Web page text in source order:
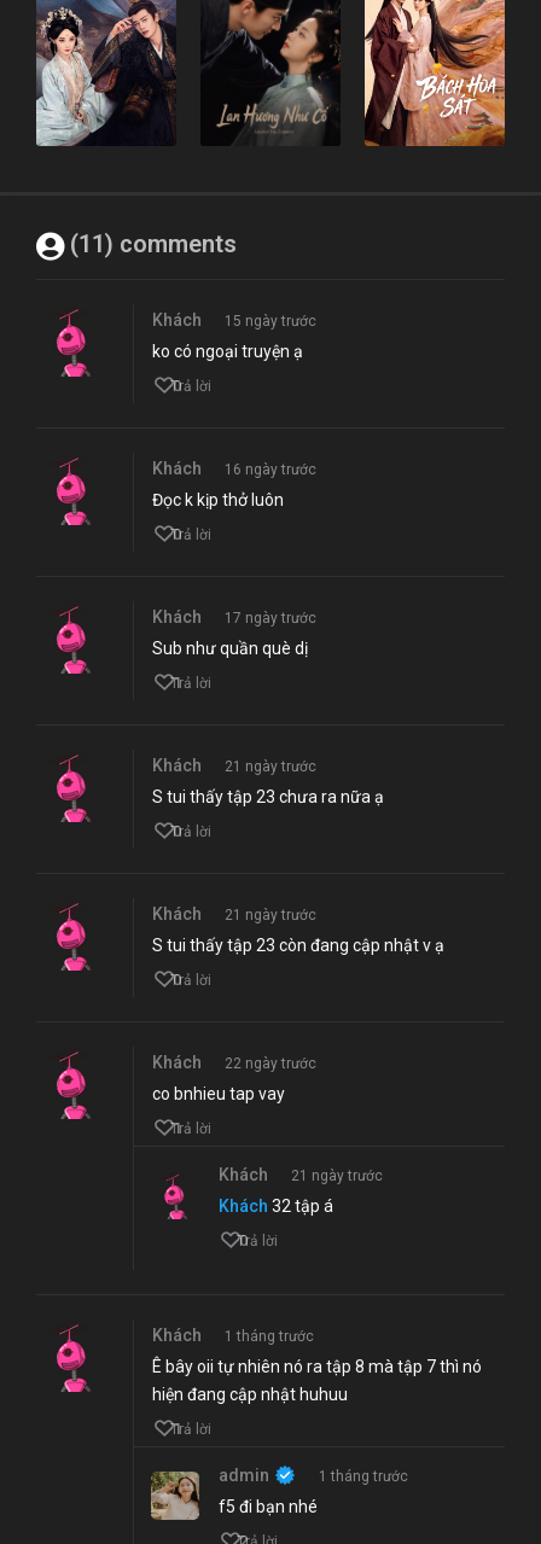
(11) comments
Khách 15 ngày trước
ko có ngoại truyện ạ
0
Trả lời
Khách 16 ngày trước
Đọc k kịp thở luôn
0
Trả lời
Khách 17 ngày trước
Sub như quần què dị
1
Trả lời
Khách 21 ngày trước
S tui thấy tập 23 chưa ra nữa ạ
0
Trả lời
Khách 21 ngày trước
S tui thấy tập 23 còn đang cập nhật v ạ
0
Trả lời
Khách 22 ngày trước
co bnhieu tap vay
1
Trả lời
Khách 21 ngày trước
Khách 32 tập á
0
Trả lời
Khách 1 tháng trước
Ê bây oii tự nhiên nó ra tập 8 mà tập 7 thì nó
hiện đang cập nhật huhuu
1
Trả lời
admin 1 tháng trước
f5 đi bạn nhé